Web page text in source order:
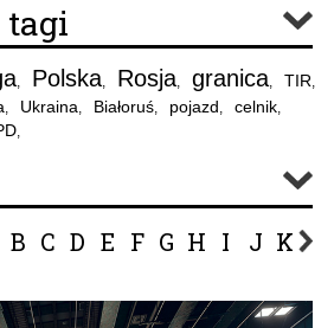
tagi
, Polska, Rosja, granica, TIR,
, Ukraina, Białoruś, pojazd, celnik,
,
B C D E F G H I J K L